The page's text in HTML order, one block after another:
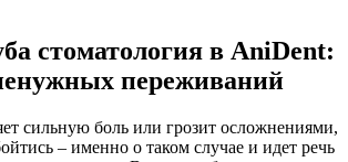
стоматология в AniDent:
переживаний
сильную боль или грозит осложнениями,
– именно о таком случае и идет речь